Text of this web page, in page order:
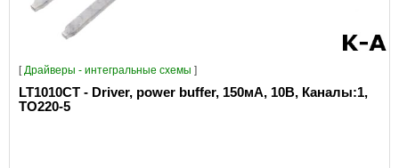
[Драйверы - интегральные схемы ]
LT1010CT - Driver, power buffer, 150мА, 10В, Каналы:1,
TO220-5